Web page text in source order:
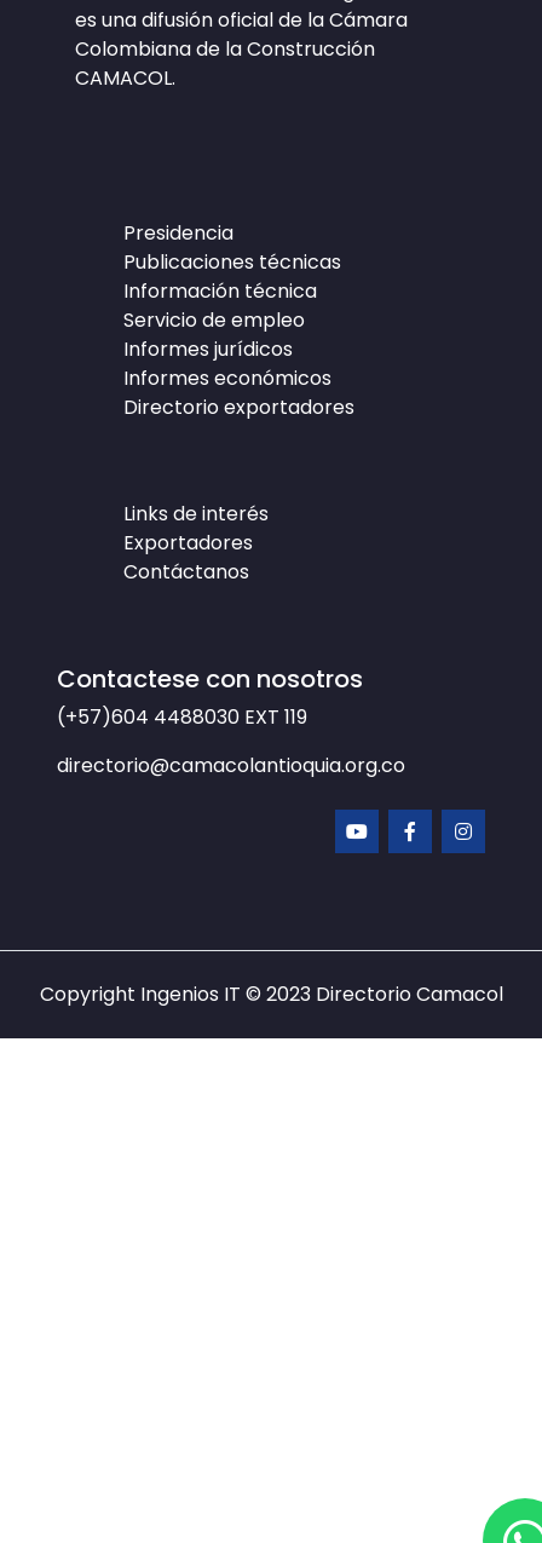
es una difusión oficial de la Cámara
Colombiana de la Construcción
CAMACOL.
Presidencia
Publicaciones técnicas
Información técnica
Servicio de empleo
Informes jurídicos
Informes económicos
Directorio exportadores
Links de interés
Exportadores
Contáctanos
Contactese con nosotros
(+57)604 4488030 EXT 119
directorio@camacolantioquia.org.co
Copyright Ingenios IT © 2023 Directorio Camacol